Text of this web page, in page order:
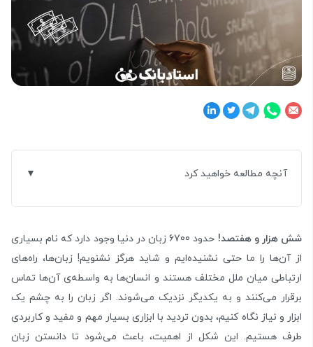
آنچه مطالعه خواهید کرد
شش هزار و هفتصد!
حدود 6700 زبان در دنیا وجود دارد که نام بسیاری
از آن‌ها را ما حتی نشنیده‌ایم و شاید هرگز نشنویم! زبان‌ها، راه‌های
ارتباطی میان ملل مختلف هستند و انسان‌ها به واسطه‌ی آن‌ها تماس
برقرار می‌کنند و به یکدیگر نزدیک می‌شوند. اگر زبان را به چشم یک
ابزار و نیاز نگاه کنیم، بدون تردید با ابزاری بسیار مهم و مفید و کاربردی
طرف هستیم. این شکل از اهمیت، باعث می‌شود تا دانستن زبان